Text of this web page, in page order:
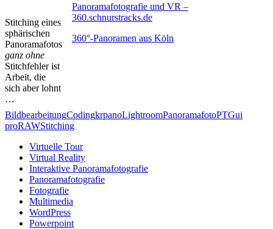
Stitching eines
sphärischen
Panoramafotos
ganz ohne
Stitchfehler ist
Arbeit, die
sich aber lohnt
…
Panoramafotografie und VR –
360.schnurstracks.de
360°-Panoramen aus Köln
BildbearbeitungCodingkrpanoLightroomPanoramafotoPTGui
proRAWStitching
Virtuelle Tour
Virtual Reality
Interaktive Panoramafotografie
Panoramafotografie
Fotografie
Multimedia
WordPress
Powerpoint